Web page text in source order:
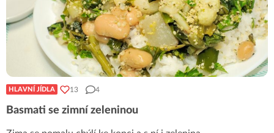
HLAVNÍ JÍDLA 13 4
Basmati se zimní zeleninou